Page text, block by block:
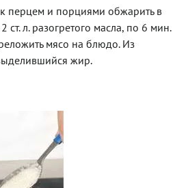
перцем и порциями обжарить в
ст. л. разогретого масла, по 6 мин.
мясо на блюдо. Из
жир.